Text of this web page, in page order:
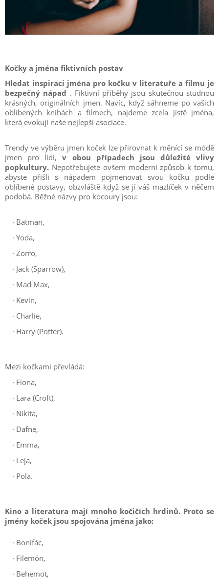
Kočky a jména fiktivních postav
Hledat inspiraci jména pro kočku v literatuře a filmu je
bezpečný nápad . Fiktivní příběhy jsou skutečnou studnou
krásných, originálních jmen. Navíc, když sáhneme po vašich
oblíbených knihách a filmech, najdeme zcela jistě jména,
která evokují naše nejlepší asociace.
Trendy ve výběru jmen koček lze přirovnat k měnící se módě
jmen pro lidi,v obou případech jsou důležité vlivy
popkultury. Nepotřebujete ovšem moderní způsob k tomu,
abyste přišli s nápadem pojmenovat svou kočku podle
oblíbené postavy, obzvláště když se jí váš mazlíček v něčem
podobá. Běžné názvy pro kocoury jsou:
· Batman,
· Yoda,
· Zorro,
· Jack (Sparrow),
· Mad Max,
· Kevin,
· Charlie,
· Harry (Potter).
Mezi kočkami převládá:
· Fiona,
· Lara (Croft),
· Nikita,
· Dafne,
· Emma,
· Leja,
· Pola.
Kino a literatura mají mnoho kočičích hrdinů. Proto se
jmény koček jsou spojována jména jako:
· Bonifác,
· Filemón,
· Behemot,